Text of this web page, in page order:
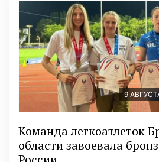
9
Команда легкоатлеток
области завоевала